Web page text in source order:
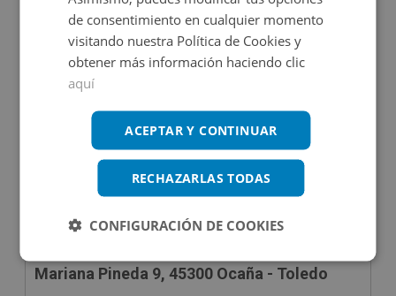
Impuestos no incluidos
2 inmuebles disponibles
47.492,45€
+ 212m
Mariana Pineda 9, 45300 Ocaña - Toledo
de consentimiento en cualquier momento
visitando nuestra Política de Cookies y
obtener más información haciendo clic
aquí
ACEPTAR Y CONTINUAR
RECHAZARLAS TODAS
CONFIGURACIÓN DE COOKIES